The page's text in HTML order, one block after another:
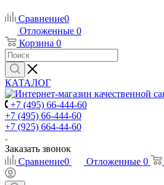
Сравнение0
Отложенные 0
Корзина 0
КАТАЛОГ
+7 (495) 66-444-60
+7 (495) 66-444-60
+7 (925) 664-44-60
Заказать звонок
Сравнение0 Отложенные 0